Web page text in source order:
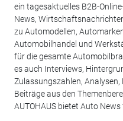
ein tagesaktuelles B2B-
News,
zu Automodellen,
Automobilhandel und
für die gesamte
es auch Interviews,
Zulassungszahlen,
Beiträge aus den
AUTOHAUS bietet Auto